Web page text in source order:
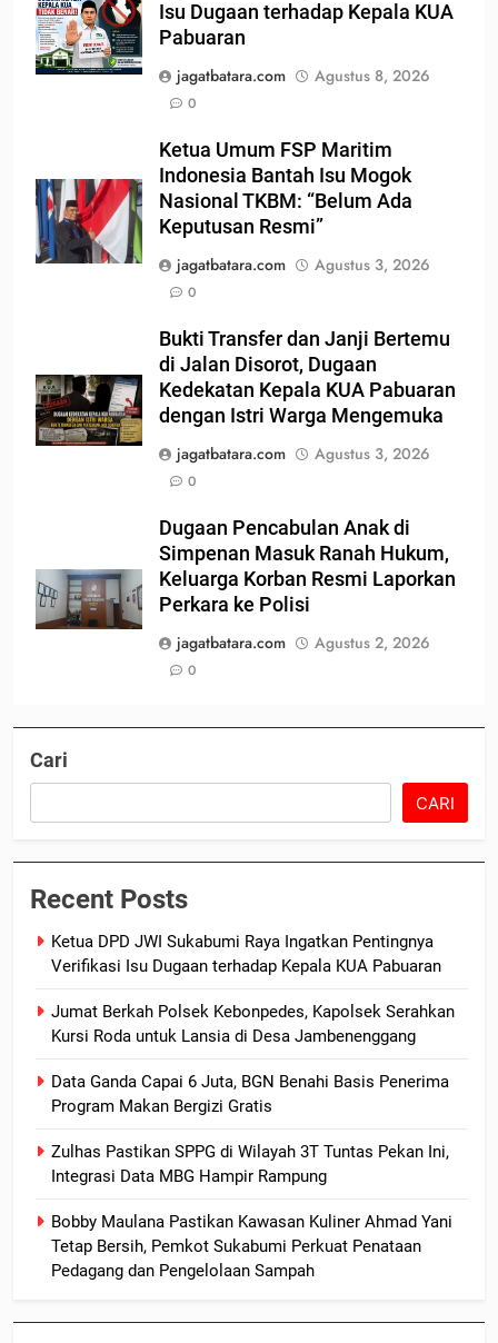
Isu Dugaan terhadap Kepala KUA
Pabuaran
jagatbatara.com
Agustus 8, 2026
0
Ketua Umum FSP Maritim
Indonesia Bantah Isu Mogok
Nasional TKBM: “Belum Ada
Keputusan Resmi”
jagatbatara.com
Agustus 3, 2026
0
Bukti Transfer dan Janji Bertemu
di Jalan Disorot, Dugaan
Kedekatan Kepala KUA Pabuaran
dengan Istri Warga Mengemuka
jagatbatara.com
Agustus 3, 2026
0
Dugaan Pencabulan Anak di
Simpenan Masuk Ranah Hukum,
Keluarga Korban Resmi Laporkan
Perkara ke Polisi
jagatbatara.com
Agustus 2, 2026
0
Cari
CARI
Recent Posts
Ketua DPD JWI Sukabumi Raya Ingatkan Pentingnya
Verifikasi Isu Dugaan terhadap Kepala KUA Pabuaran
Jumat Berkah Polsek Kebonpedes, Kapolsek Serahkan
Kursi Roda untuk Lansia di Desa Jambenenggang
Data Ganda Capai 6 Juta, BGN Benahi Basis Penerima
Program Makan Bergizi Gratis
Zulhas Pastikan SPPG di Wilayah 3T Tuntas Pekan Ini,
Integrasi Data MBG Hampir Rampung
Bobby Maulana Pastikan Kawasan Kuliner Ahmad Yani
Tetap Bersih, Pemkot Sukabumi Perkuat Penataan
Pedagang dan Pengelolaan Sampah